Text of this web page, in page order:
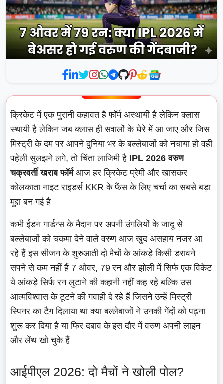
क्रिकेट में एक पुरानी कहावत है फॉर्म अस्थायी है लेकिन क्लास
स्थायी है लेकिन जब क्लास ही सवालों के घेरे में आ जाए और जिस
मिस्ट्री के दम पर आपने दुनिया भर के बल्लेबाजों को नचाया हो वही
पहेली सुलझने लगे, तो चिंता लाजिमी है IPL 2026 वरुण
चक्रवर्ती खराब फॉर्मआज हर क्रिकेट प्रेमी और खासकर
कोलकाता नाइट राइडर्स KKR के फैंस के लिए चर्चा का सबसे बड़ा
मुद्दा बन गई है
कभी ईडन गार्डन्स के मैदान पर अपनी उंगलियों के जादू से
बल्लेबाजों को चकमा देने वाले वरुण आज खुद असहाय नजर आ
रहे हैं इस सीजन के शुरुआती दो मैचों के आंकड़े किसी डरावने
सपने से कम नहीं हैं 7 ओवर, 79 रन और झोली में सिर्फ एक विकेट
ये आंकड़े सिर्फ रन लुटाने की कहानी नहीं कह रहे बल्कि उस
आत्मविश्वास के टूटने की गवाही दे रहे हैं जिसने उन्हें मिस्ट्री
स्पिनर का टैग दिलाया था क्या बल्लेबाजों ने उनकी गेंदों को पढ़ना
शुरू कर दिया है या फिर दबाव के इस दौर में वरुण अपनी लाइन
और लेंथ खो चुके हैं
आईपीएल 2026: दो मैचों ने खोली पोल?